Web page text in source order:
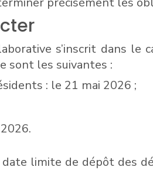
s’inscrit dans
sont les suivantes :
: le 21 mai 2026 ;
limite de dépôt des